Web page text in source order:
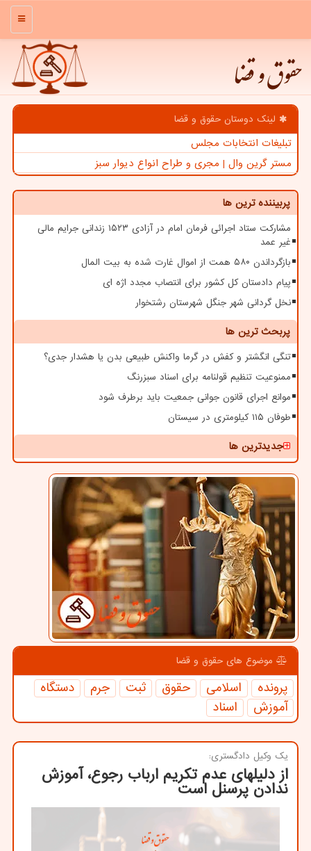
منو
حقوق و قضا
لینک دوستان حقوق و قضا
تبلیغات انتخابات مجلس
مستر گرین وال | مجری و طراح انواع دیوار سبز
پربیننده ترین ها
مشارکت ستاد اجرائی فرمان امام در آزادی ۱۵۲۳ زندانی جرایم مالی
غیر عمد
بازگرداندن ۵۸۰ همت از اموال غارت شده به بیت المال
پیام دادستان کل کشور برای انتصاب مجدد اژه ای
نخل گردانی شهر جنگل شهرستان رشتخوار
پربحث ترین ها
تنگی انگشتر و کفش در گرما واکنش طبیعی بدن یا هشدار جدی؟
ممنوعیت تنظیم قولنامه برای اسناد سبزرنگ
موانع اجرای قانون جوانی جمعیت باید برطرف شود
طوفان ۱۱۵ کیلومتری در سیستان
جدیدترین ها
موضوع های حقوق و قضا
پرونده اسلامی حقوق ثبت جرم
دستگاه
آموزش
اسناد
یك وكیل دادگستری:
از دلیلهای عدم تكریم ارباب رجوع، آموزش
ندادن پرسنل است